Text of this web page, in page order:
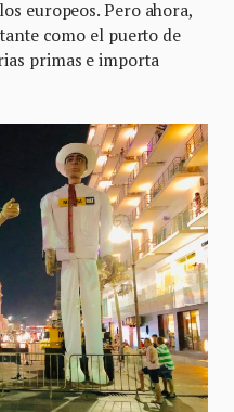
europeos. Pero ahora,
como el puerto de
primas e importa